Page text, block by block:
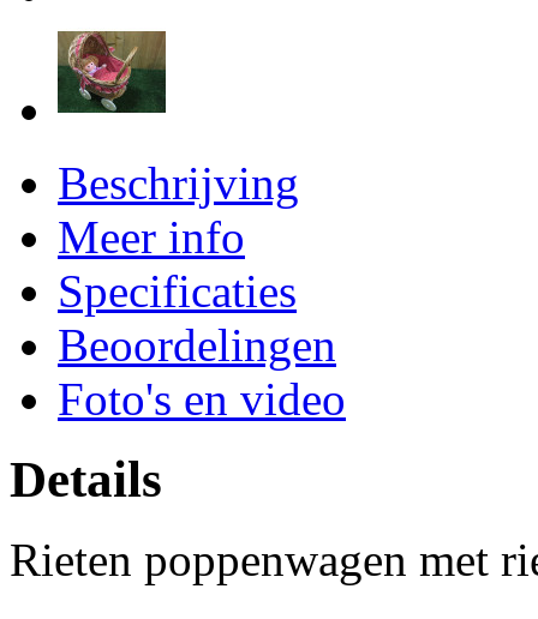
Beschrijving
Meer info
Specificaties
Beoordelingen
Foto's en video
Details
Rieten poppenwagen met